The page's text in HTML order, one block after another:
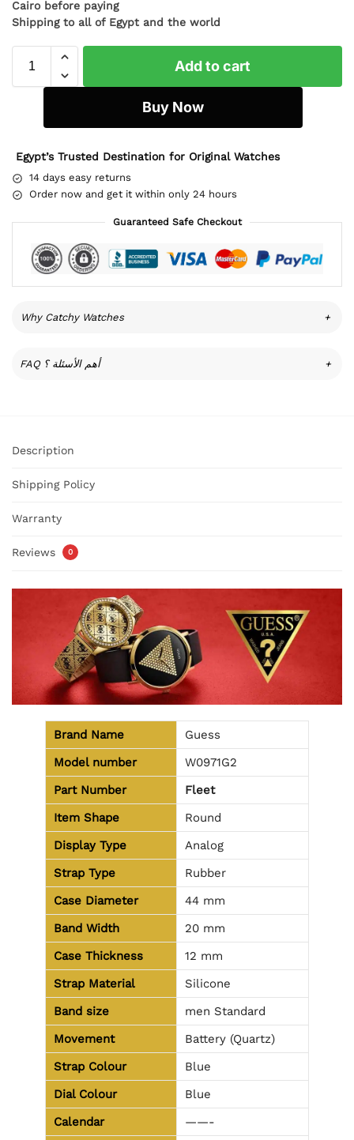
Cairo before paying
Shipping to all of Egypt and the world
Add to cart
Buy Now
Egypt’s Trusted Destination for Original Watches
14 days easy returns
Order now and get it within only 24 hours
Guaranteed Safe Checkout
Why Catchy Watches +
FAQ أهم الأسئلة ؟ +
Description
Shipping Policy
Warranty
Reviews 0
Brand Name
Guess
Model number
W0971G2
Part Number
Fleet
Item Shape
Round
Display Type
Analog
Strap Type
Rubber
Case Diameter
44 mm
Band Width
20 mm
Case Thickness
12 mm
Strap Material
Silicone
Band size
men Standard
Movement
Battery (Quartz)
Strap Colour
Blue
Dial Colour
Blue
Calendar
——-